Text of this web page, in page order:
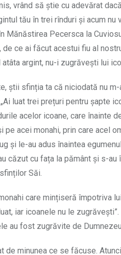
vrând să știe cu adevărat
tău în trei rînduri și acum
Mănăstirea Pecersca la
, de ce ai făcut acestui fiu al
argint, nu-i zugrăvești lui
știi sfinția ta că niciodată nu
luat trei prețuri pentru șapte
acelor icoane, care înainte
pe acei monahi, prin care acel
și le-au adus înaintea
căzut cu fața la pământ și s-
Săi.
care mințiseră împotriva
iar icoanele nu le
au fost zugrăvite de
de minunea ce se făcuse.